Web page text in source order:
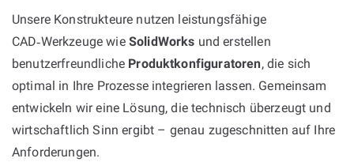
Unsere Konstrukteure nutzen leistungsfähige
CAD‑Werkzeuge wie SolidWorks und erstellen
benutzerfreundliche Produktkonfiguratoren, die sich
optimal in Ihre Prozesse integrieren lassen. Gemeinsam
entwickeln wir eine Lösung, die technisch überzeugt und
wirtschaftlich Sinn ergibt – genau zugeschnitten auf Ihre
Anforderungen.